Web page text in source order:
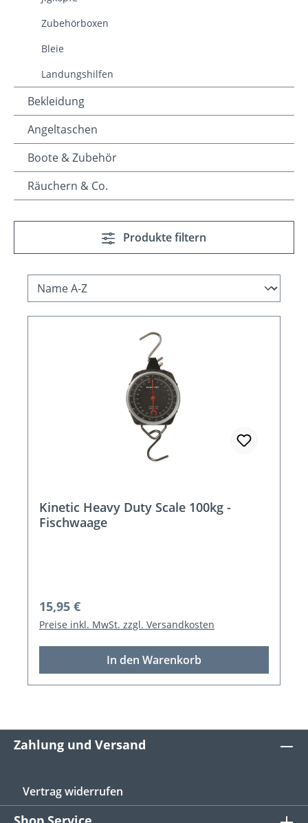
Zubehörboxen
Bleie
Landungshilfen
Bekleidung
Angeltaschen
Boote & Zubehör
Räuchern & Co.
Produkte filtern
Kinetic Heavy Duty Scale 100kg -
Fischwaage
Regulärer Preis:
15,95 €
Preise inkl. MwSt. zzgl. Versandkosten
In den Warenkorb
Zahlung und Versand
Vertrag widerrufen